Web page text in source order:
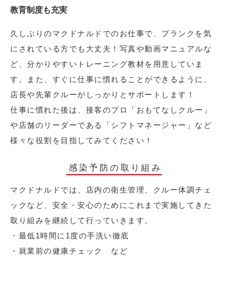
教育制度も充実
久しぶりのマクドナルドでのお仕事で、ブランクを気
にされている方でも大丈夫！写真や動画マニュアルな
ど、分かりやすいトレーニング教材を用意していま
す。また、すぐに仕事に慣れることができるように、
店長や先輩クルーがしっかりとサポートします！
仕事に慣れた後は、接客のプロ「おもてなしクルー」
や店舗のリーダーである「シフトマネージャー」など
様々な役割を目指してみてください！
感染予防の取り組み
マクドナルドでは、店内の衛生管理、クルー体調チェ
ックなど、安全・安心のためにこれまで実施してきた
取り組みを継続して行っていきます。
・最低1時間に1度の手洗い徹底
・就業前の健康チェック など